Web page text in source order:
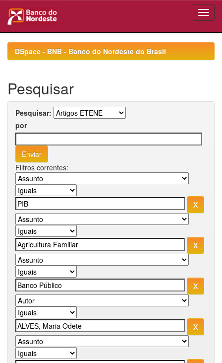
navigationDSpace - BNB - Banco do Nordeste do Brasil
Pesquisar
Pesquisar:
por
Filtros correntes: